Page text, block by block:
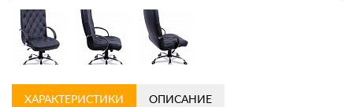
ХАРАКТЕРИСТИКИ ОПИСАНИЕ